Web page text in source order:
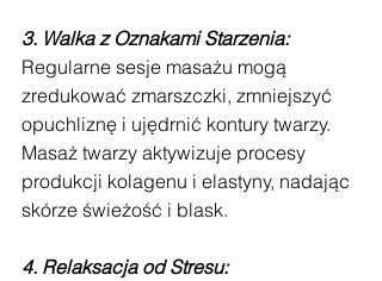
3. Walka z Oznakami Starzenia:
Regularne sesje masażu mogą
zredukować zmarszczki, zmniejszyć
opuchliznę i ujędrnić kontury twarzy.
Masaż twarzy aktywizuje procesy
produkcji kolagenu i elastyny, nadając
skórze świeżość i blask.
4. Relaksacja od Stresu: